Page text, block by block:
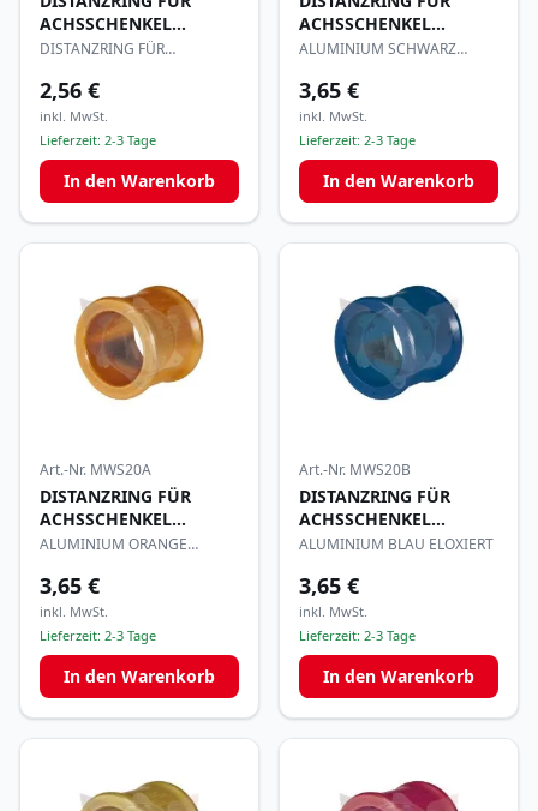
ACHSSCHENKEL
17x20mm
DISTANZRING FÜR
2,56 €
inkl. MwSt.
Lieferzeit: 2-3 Tage
In den Warenkorb
ACHSSCHENKEL
17x20mm
ALUMINIUM SCHWARZ
3,65 €
inkl. MwSt.
Lieferzeit: 2-3 Tage
In den Warenkorb
Art.-Nr. MWS20A
DISTANZRING FÜR
ACHSSCHENKEL
17x20mm
ALUMINIUM ORANGE
3,65 €
inkl. MwSt.
Lieferzeit: 2-3 Tage
In den Warenkorb
Art.-Nr. MWS20B
DISTANZRING FÜR
ACHSSCHENKEL
17x20mm
ALUMINIUM BLAU ELOXIERT
3,65 €
inkl. MwSt.
Lieferzeit: 2-3 Tage
In den Warenkorb